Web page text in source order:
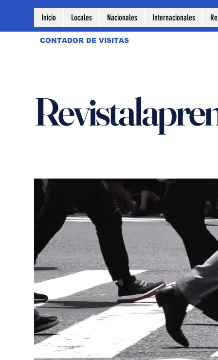
Inicio Locales Nacionales Internacionales
CONTADOR DE VISITAS